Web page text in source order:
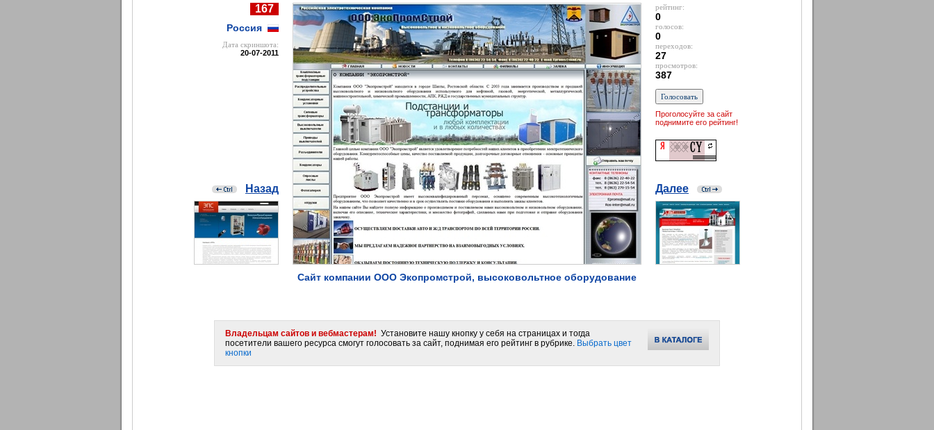
167
Россия
Дата cкриншота:
20-07-2011
Назад
Сайт компании ООО Экопромстрой, высоковольтное оборудование
рейтинг:
0
голосов:
0
переходов:
27
просмотров:
387
Проголосуйте за сайт
поднимите его рейтинг!
Далее
Владельцам сайтов и вебмастерам! Установите нашу кнопку у себя на страницах и тогда
посетители вашего ресурса смогут голосовать за сайт, поднимая его рейтинг в рубрике. Выбрать цвет
кнопки